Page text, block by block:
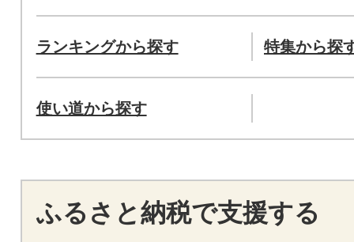
ランキングから探す 特集から探
使い道から探す
ふるさと納税で支援する